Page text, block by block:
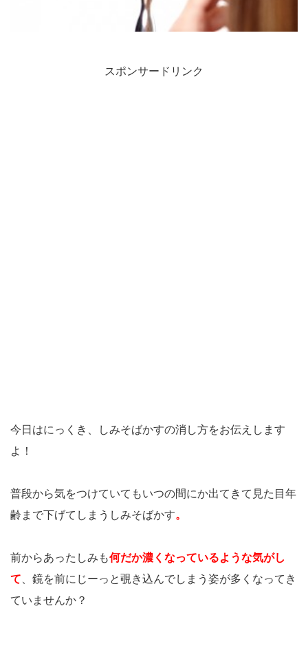
スポンサードリンク
今日はにっくき、しみそばかすの消し方をお伝えします
よ！
普段から気をつけていてもいつの間にか出てきて見た目年
齢まで下げてしまうしみそばかす。
前からあったしみも何だか濃くなっているような気がし
て 、鏡を前にじーっと覗き込んでしまう姿が多くなってき
ていませんか？